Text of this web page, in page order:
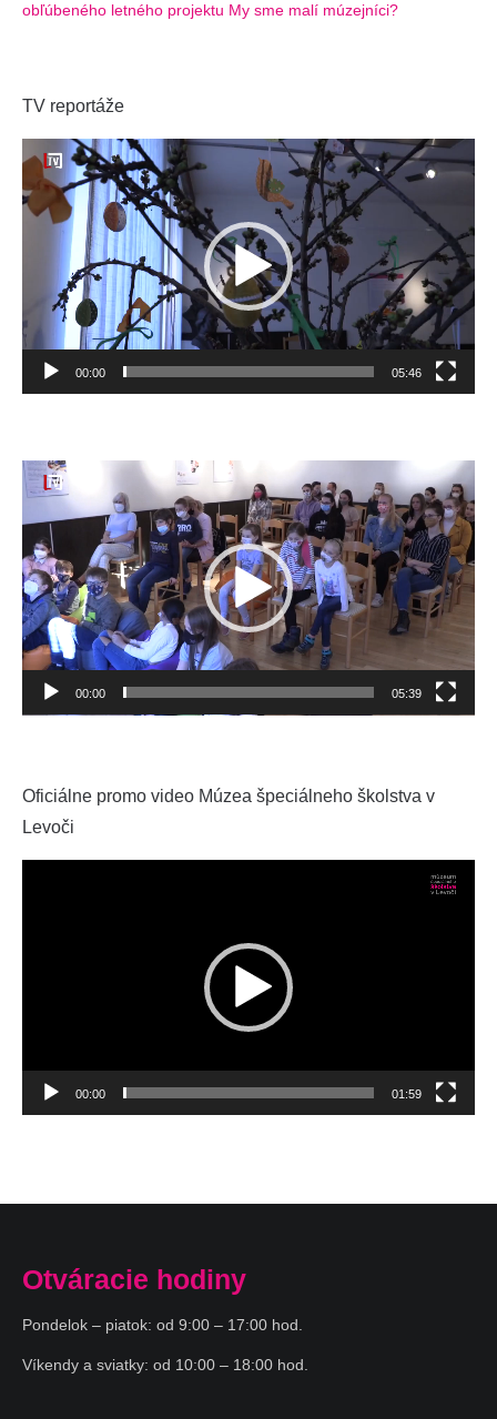
obľúbeného letného projektu My sme malí múzejníci?
TV reportáže
Video
prehrávač
00:00 05:46
Video
prehrávač
00:00 05:39
Oficiálne promo video Múzea špeciálneho školstva v
Levoči
00:00 01:59
Otváracie hodiny
Pondelok – piatok: od 9:00 – 17:00 hod.
Víkendy a sviatky: od 10:00 – 18:00 hod.